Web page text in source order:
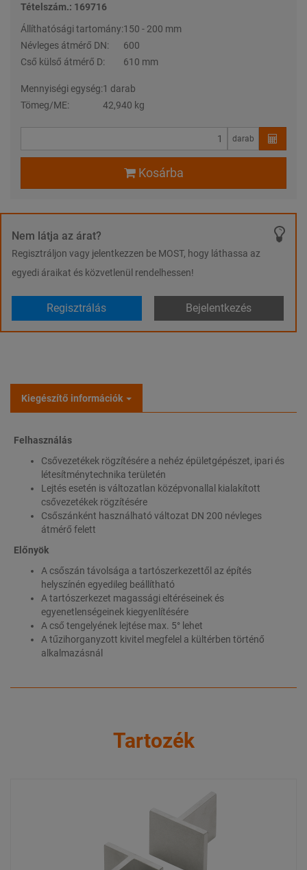
Tételszám.: 169716
Állíthatósági tartomány:150 - 200 mm
Névleges átmérő DN:
600
Cső külső átmérő D:
610 mm
Mennyiségi egység:1 darab
Tömeg/ME:
42,940 kg
darab
Kosárba
Nem látja az árat?
Regisztráljon vagy jelentkezzen be MOST, hogy láthassa az
egyedi áraikat és közvetlenül rendelhessen!
Regisztrálás Bejelentkezés
Kiegészítő információk
Felhasználás
Csővezetékek rögzítésére a nehéz épületgépészet, ipari és
létesítménytechnika területén
Lejtés esetén is változatlan középvonallal kialakított
csővezetékek rögzítésére
Csőszánként használható változat DN 200 névleges
átmérő felett
Előnyök
A csőszán távolsága a tartószerkezettől az építés
helyszínén egyedileg beállítható
A tartószerkezet magassági eltéréseinek és
egyenetlenségeinek kiegyenlítésére
A cső tengelyének lejtése max. 5° lehet
A tűzihorganyzott kivitel megfelel a kültérben történő
alkalmazásnál
Tartozék